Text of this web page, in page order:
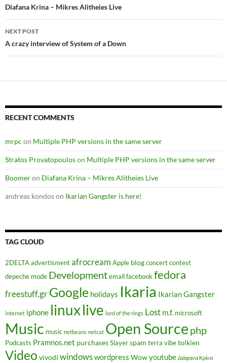
navigation
Diafana Krina – Mikres Alitheies Live
NEXT POST
A crazy interview of System of a Down
RECENT COMMENTS
mrpc on Multiple PHP versions in the same server
Stratos Provatopouloson Multiple PHP versions in the same server
Boomeron Diafana Krina – Mikres Alitheies Live
andreas kondoson Ikarian Gangster is here!
TAG CLOUD
2DELTA advertisment afrocream Apple blog concert contest
depeche mode Development email facebook fedora
freestuff.gr Google holidays Ikaria Ikarian Gangster
internet iphone linuxlive lord of the rings Lost m.f. microsoft
Music music netbeans netcat Open Source php
Podcasts Pramnos.net purchases Slayer spam terra vibe tolkien
Video vivodi windowswordpress Wowyoutube Διάφανα Κρίνα